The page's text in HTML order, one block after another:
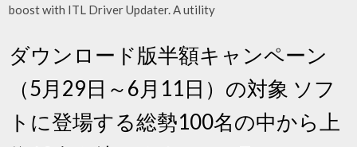
boost with ITL Driver Updater. A utility
ダウンロード版半額キャンペーン
（5月29日～6月11日）の対象 ソフ
トに登場する総勢100名の中から上